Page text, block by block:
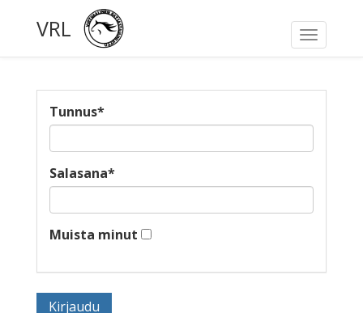
Toggle
VRL
Tunnus*
Salasana*
Muista minut